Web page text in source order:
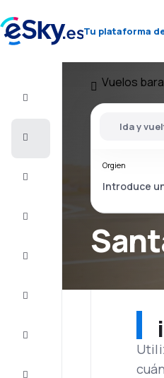
Tu plataforma
Vuelos
Ida y
Orgien